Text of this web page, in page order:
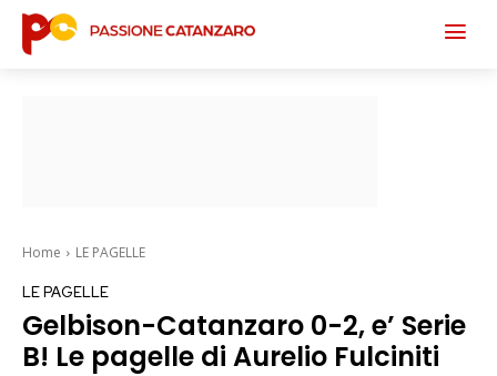
Home LE PAGELLE
LE PAGELLE
Gelbison-Catanzaro 0-2, e’ Serie
B! Le pagelle di Aurelio Fulciniti